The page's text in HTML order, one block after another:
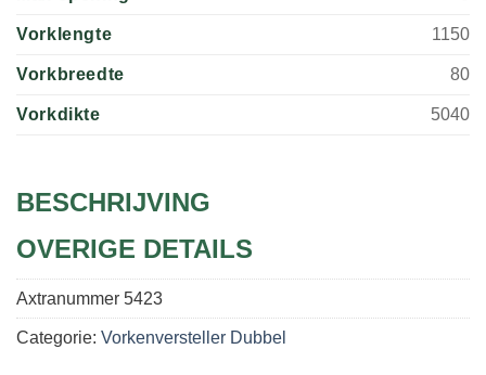
Vorklengte 1150
Vorkbreedte 80
Vorkdikte 5040
BESCHRIJVING
OVERIGE DETAILS
Axtranummer 5423
Categorie: Vorkenversteller Dubbel